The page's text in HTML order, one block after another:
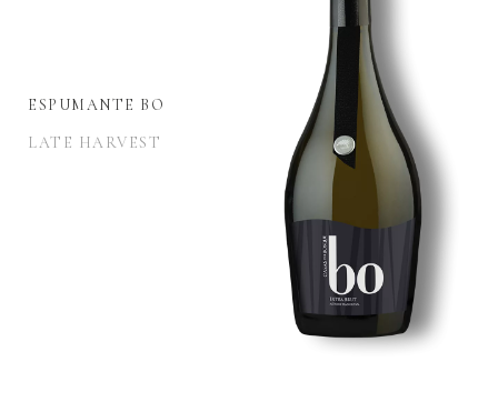
ESPUMANTE BO
LATE HARVEST